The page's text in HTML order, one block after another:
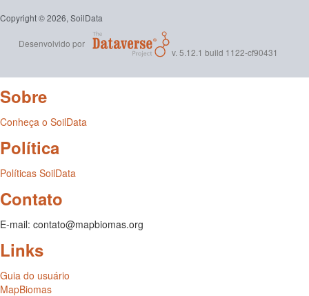
Copyright © 2026, SoilData
Desenvolvido por
v. 5.12.1 build 1122-cf90431
Sobre
Conheça o SoilData
Política
Políticas SoilData
Contato
E-mail: contato@mapbiomas.org
Links
Guia do usuário
MapBiomas